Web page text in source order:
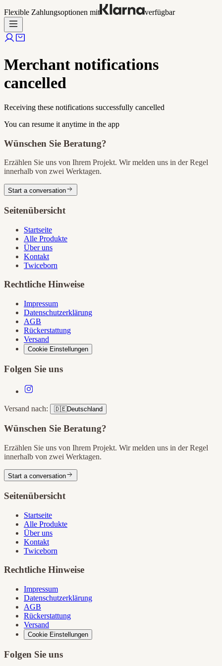
Flexible Zahlungsoptionen mit verfügbar
Merchant notifications
cancelled
Receiving these notifications successfully cancelled
You can resume it anytime in the app
Wünschen Sie Beratung?
Erzählen Sie uns von Ihrem Projekt. Wir melden uns in der Regel
innerhalb von zwei Werktagen.
Start a conversation
Seitenübersicht
Startseite
Alle Produkte
Über uns
Kontakt
Twiceborn
Rechtliche Hinweise
Impressum
Datenschutzerklärung
AGB
Rückerstattung
Versand
Cookie Einstellungen
Folgen Sie uns
Versand nach: 🇩🇪Deutschland
Wünschen Sie Beratung?
Erzählen Sie uns von Ihrem Projekt. Wir melden uns in der Regel
innerhalb von zwei Werktagen.
Start a conversation
Seitenübersicht
Startseite
Alle Produkte
Über uns
Kontakt
Twiceborn
Rechtliche Hinweise
Impressum
Datenschutzerklärung
AGB
Rückerstattung
Versand
Cookie Einstellungen
Folgen Sie uns